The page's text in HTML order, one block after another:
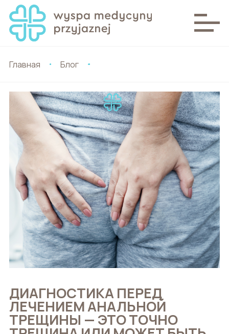
Главная Блог
ДИАГНОСТИКА ПЕРЕД
ЛЕЧЕНИЕМ АНАЛЬНОЙ
ТРЕЩИНЫ — ЭТО ТОЧНО